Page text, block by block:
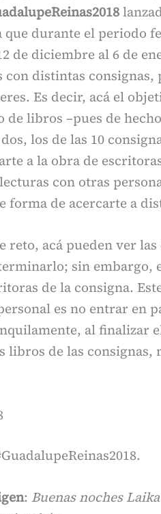
que durante el periodo
de diciembre al 6 de
distintas consignas,
Es decir, acá el
libros –pues de
los de las 10
a la obra de
con otras
forma de acercarte a
reto, acá pueden ver
sin embargo,
de la consigna.
es no entrar en
al finalizar
libros de las consignas,
: Buenas noches Laika